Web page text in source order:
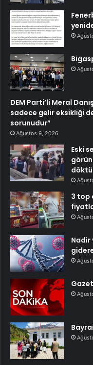
DEM Parti’li Meral
sadece gelir eksikliği
sorunudur”
Ağustos 9, 2026
Eski
döktü
3 top
Nadir